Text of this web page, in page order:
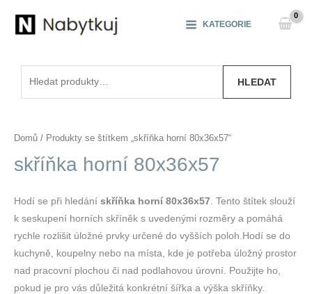
KATEGORIE
HLEDAT
Domů / Produkty se štítkem „skříňka horní 80x36x57“
skříňka horní 80x36x57
Hodí se při hledání skříňka horní 80x36x57 . Tento štítek slouží
k seskupení horních skříněk s uvedenými rozměry a pomáhá
rychle rozlišit úložné prvky určené do vyšších poloh.Hodí se do
kuchyně, koupelny nebo na místa, kde je potřeba úložný prostor
nad pracovní plochou či nad podlahovou úrovní. Použijte ho,
pokud je pro vás důležitá konkrétní šířka a výška skříňky.